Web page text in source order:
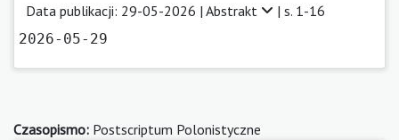
Data publikacji: 29-05-2026 | Abstrakt | s. 1-16
2026-05-29
Czasopismo: Postscriptum Polonistyczne